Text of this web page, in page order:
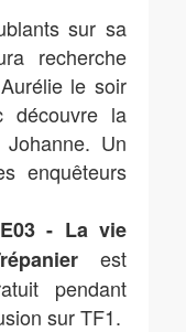
sur sa
recherche
le soir
découvre la
Un
enquêteurs
- La vie
est
pendant
sur TF1.